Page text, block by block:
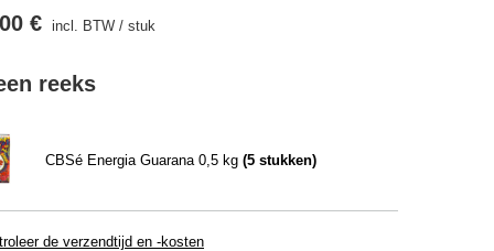
reeks
CBSé Energia Guarana 0,5 kg (5 stukken)
de verzendtijd en -kosten
€ incl. BTW /stuk